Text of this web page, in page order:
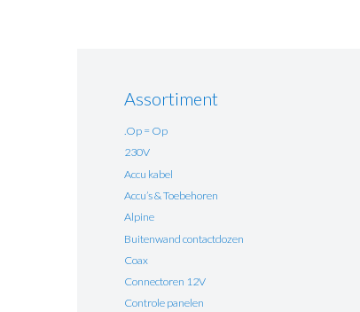
Assortiment
.Op = Op
230V
Accu kabel
Accu’s & Toebehoren
Alpine
Buitenwand contactdozen
Coax
Connectoren 12V
Controle panelen